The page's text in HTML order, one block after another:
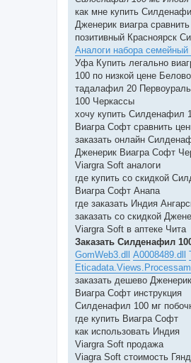
как мне купить
Дженерик виагра
позитивный Красноярск
Аналоги набора семейный
Уфа Купить легально
100 по низкой цене
тадалафил 20
100 Черкассы
хочу купить Силденафил
Виагра Софт сравнить
заказать онлайн
Дженерик Виагра Софт
Viargra Soft аналоги
где купить со скидкой
Виагра Софт Анапа
где заказать Индия
заказать со скидкой
Viargra Soft в аптеке Чита
Заказать Силденафил
GomWeb3.dll A0008489.dll
заказать дешево
Виагра Софт инструкция
Силденафил 100 мг
где купить Виагра Софт
как использовать Индия
Viargra Soft продажа
Viagra Soft стоимость